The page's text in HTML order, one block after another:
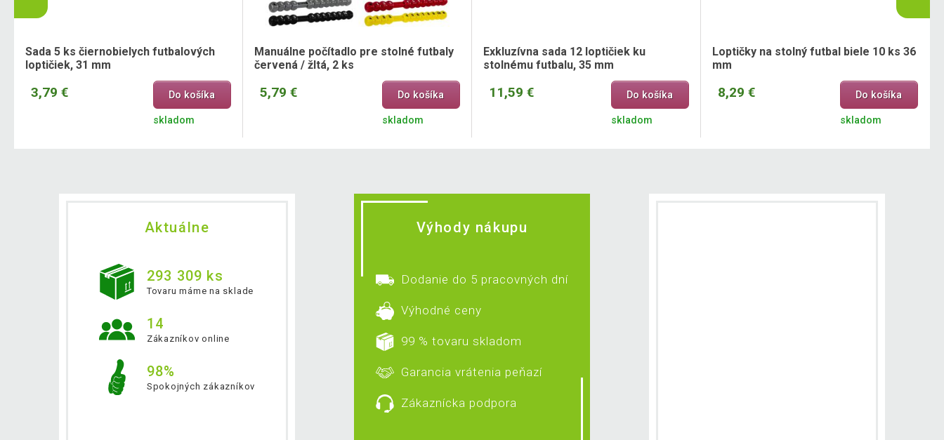
Sada 5 ks čiernobielych futbalových
loptičiek, 31 mm
3,79 € Do košíka
skladom
Manuálne počítadlo pre stolné futbaly
červená / žltá, 2 ks
5,79 € Do košíka
skladom
Exkluzívna sada 12 loptičiek ku
stolnému futbalu, 35 mm
11,59 € Do košíka
skladom
Loptičky na stolný futbal biele 10 ks 36
mm
8,29 € Do košíka
skladom
Aktuálne
293 309 ks
Tovaru máme na sklade
14
Zákazníkov online
98%
Spokojných zákazníkov
Výhody nákupu
Dodanie do 5 pracovných dní
Výhodné ceny
99 % tovaru skladom
Garancia vrátenia peňazí
Zákaznícka podpora